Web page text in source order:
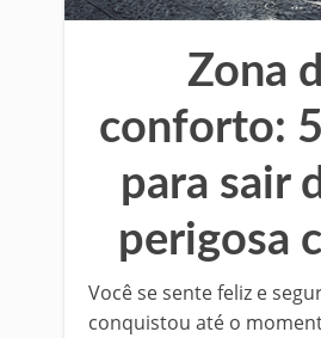
Zona
conforto:
para sair
perigosa
Você se sente feliz e
conquistou até o